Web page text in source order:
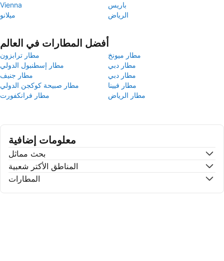
Vienna
باريس
ميلانو
الرياض
أفضل المطارات في العالم
مطار ترابزون
مطار ميونخ
مطار إسطنبول الدولي
مطار دبي
مطار جنيف
مطار دبي
مطار صبيحة كوكجن الدولي
مطار فيينا
مطار فرانكفورت
مطار الرياض
معلومات إضافية
بحث مماثل
المناطق الأكتر شعبية
المطارات